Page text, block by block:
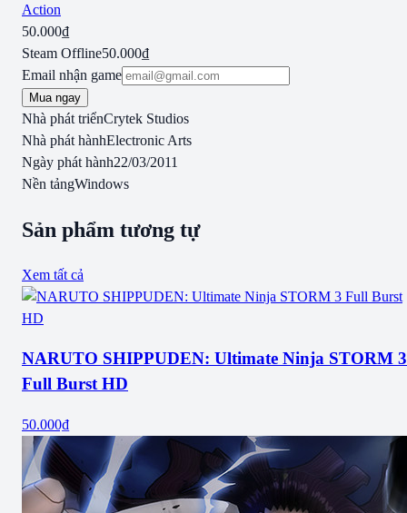
Action
50.000₫
Steam Offline50.000₫
Email nhận game
Mua ngay
Nhà phát triểnCrytek Studios
Nhà phát hànhElectronic Arts
Ngày phát hành22/03/2011
Nền tảngWindows
Sản phẩm tương tự
Xem tất cả
NARUTO SHIPPUDEN: Ultimate Ninja STORM 3
Full Burst HD
50.000₫